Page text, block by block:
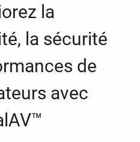
la
la sécurité
de
avec